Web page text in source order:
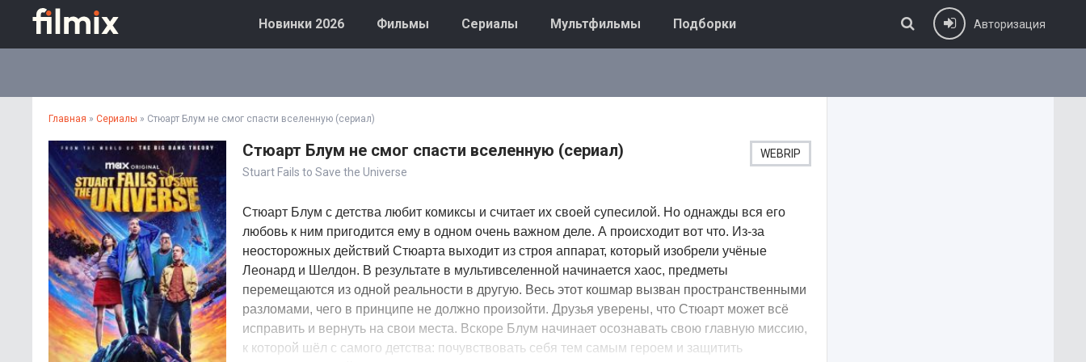
Новинки 2026 Фильмы Сериалы Мультфильмы Подборки Авторизация
Главная » Сериалы » Стюарт Блум не смог спасти вселенную (сериал)
Стюарт Блум не смог спасти вселенную (сериал)
Stuart Fails to Save the Universe
WEBRIP
Стюарт Блум с детства любит комиксы и считает их своей супесилой. Но однажды вся его
любовь к ним пригодится ему в одном очень важном деле. А происходит вот что. Из-за
неосторожных действий Стюарта выходит из строя аппарат, который изобрели учёные
Леонард и Шелдон. В результате в мультивселенной начинается хаос, предметы
перемещаются из одной реальности в другую. Весь этот кошмар вызван пространственными
разломами, чего в принципе не должно произойти. Друзья уверены, что Стюарт может всё
исправить и вернуть на свои места. Вскоре Блум начинает осознавать свою главную миссию,
к которой шёл с самого детства: почувствовать себя тем самым героем и защитить